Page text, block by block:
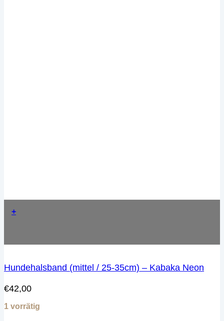
+
Hundehalsband (mittel / 25-35cm) – Kabaka Neon
€42,00
1 vorrätig